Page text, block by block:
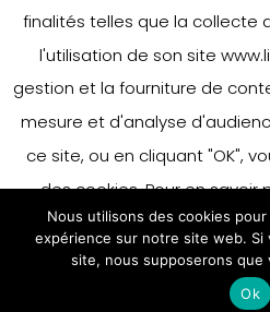
finalités telles que la collecte
l'utilisation de son site
gestion et la fourniture de
mesure et d'analyse
ce site, ou en cliquant "OK",
des cookies. Pour en
préférences en matière de
à notre politique sur les
En savoir
Nous utilisons des cookies
expérience sur notre site web. Si
site, nous supposerons que
Ok